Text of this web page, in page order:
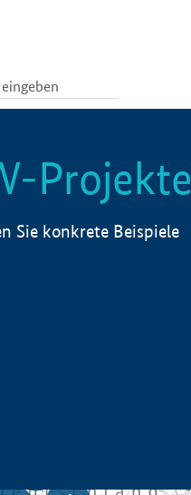
Projekte
Sie konkrete Beispiele